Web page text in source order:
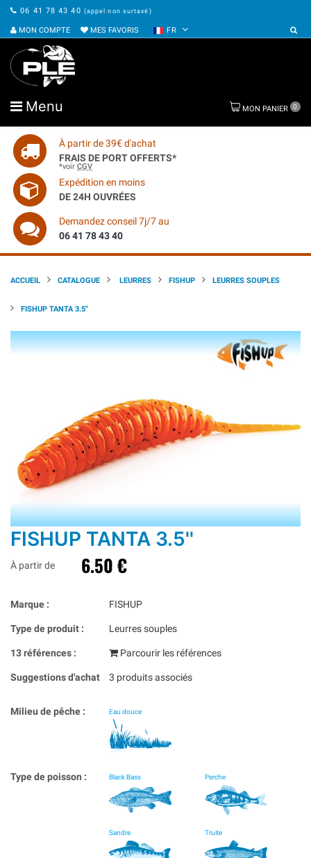
06 41 78 43 40 (appel non surtaxé)
MON COMPTE MES FAVORIS FR
Menu MON PANIER 0
À partir de 39€ d'achat
FRAIS DE PORT OFFERTS*
*voir CGV
Expédition en moins
DE 24H OUVRÉES
Demandez conseil 7j/7 au
06 41 78 43 40
ACCUEIL CATALOGUE LEURRES FISHUP LEURRES SOUPLES
FISHUP TANTA 3.5''
FISHUP TANTA 3.5''
À partir de 6.50 €
Marque : FISHUP
Type de produit : Leurres souples
13 références : Parcourir les références
Suggestions d'achat 3 produits associés
Milieu de pêche : Eau douce
Type de poisson : Black Bass Perche
Sandre Truite